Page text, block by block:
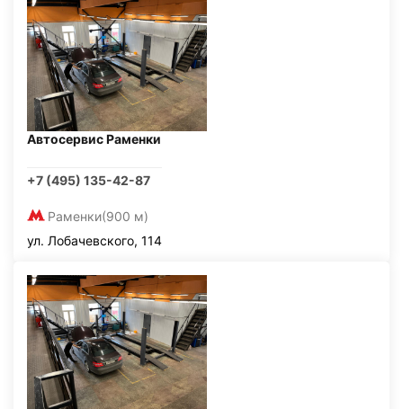
Автосервис Раменки
+7 (495) 135-42-87
Раменки(900 м)
ул. Лобачевского, 114